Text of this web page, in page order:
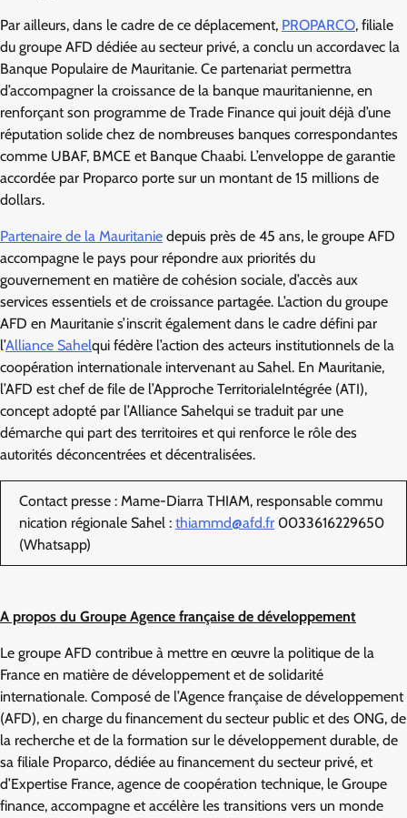
Par ailleurs, dans le cadre de ce déplacement, PROPARCO, filiale
du groupe AFD dédiée au secteur privé, a conclu un accordavec la
Banque Populaire de Mauritanie. Ce partenariat permettra
d’accompagner la croissance de la banque mauritanienne, en
renforçant son programme de Trade Finance qui jouit déjà d’une
réputation solide chez de nombreuses banques correspondantes
comme UBAF, BMCE et Banque Chaabi. L’enveloppe de garantie
accordée par Proparco porte sur un montant de 15 millions de
dollars.
Partenaire de la Mauritanie depuis près de 45 ans, le groupe AFD
accompagne le pays pour répondre aux priorités du
gouvernement en matière de cohésion sociale, d’accès aux
services essentiels et de croissance partagée. L’action du groupe
AFD en Mauritanie s’inscrit également dans le cadre défini par
l’Alliance Sahelqui fédère l’action des acteurs institutionnels de la
coopération internationale intervenant au Sahel. En Mauritanie,
l’AFD est chef de file de l’Approche TerritorialeIntégrée (ATI),
concept adopté par l’Alliance Sahelqui se traduit par une
démarche qui part des territoires et qui renforce le rôle des
autorités déconcentrées et décentralisées.
Contact presse : Mame-Diarra THIAM, responsable commu
nication régionale Sahel : thiammd@afd.fr 0033616229650
(Whatsapp)
A propos du Groupe Agence française de développement
Le groupe AFD contribue à mettre en œuvre la politique de la
France en matière de développement et de solidarité
internationale. Composé de l’Agence française de développement
(AFD), en charge du financement du secteur public et des ONG, de
la recherche et de la formation sur le développement durable, de
sa filiale Proparco, dédiée au financement du secteur privé, et
d’Expertise France, agence de coopération technique, le Groupe
finance, accompagne et accélère les transitions vers un monde